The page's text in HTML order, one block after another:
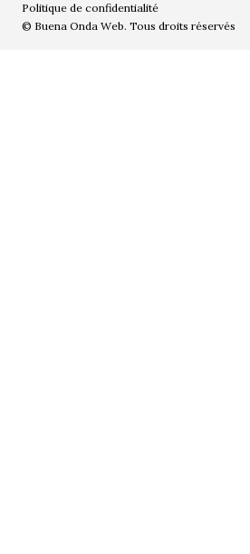
Politique de confidentialité
© Buena Onda Web. Tous droits réservés